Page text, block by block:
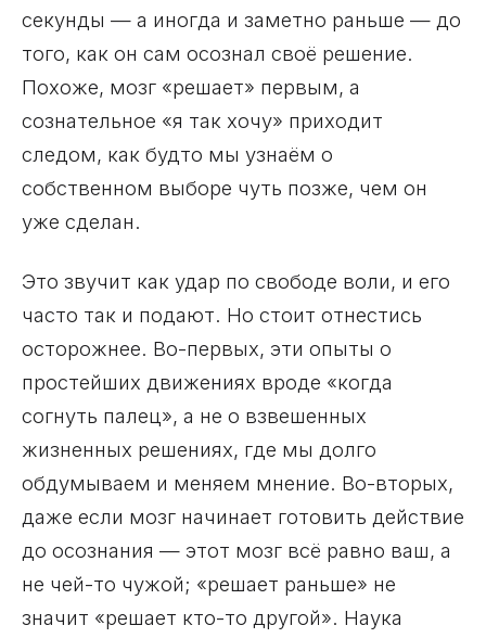
секунды — а иногда и заметно раньше — до
того, как он сам осознал своё решение.
Похоже, мозг «решает» первым, а
сознательное «я так хочу» приходит
следом, как будто мы узнаём о
собственном выборе чуть позже, чем он
уже сделан.
Это звучит как удар по свободе воли, и его
часто так и подают. Но стоит отнестись
осторожнее. Во-первых, эти опыты о
простейших движениях вроде «когда
согнуть палец», а не о взвешенных
жизненных решениях, где мы долго
обдумываем и меняем мнение. Во-вторых,
даже если мозг начинает готовить действие
до осознания — этот мозг всё равно ваш, а
не чей-то чужой; «решает раньше» не
значит «решает кто-то другой». Наука